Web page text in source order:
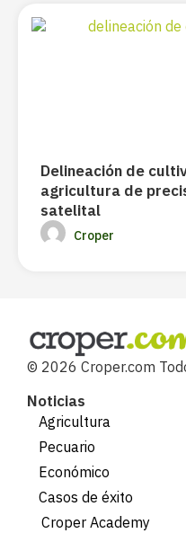
Delineación de
agricultura de
satelital
Croper
© 2026 Croper.com
Noticias
Agricultura
Pecuario
Económico
Casos de éxito
Croper Academy